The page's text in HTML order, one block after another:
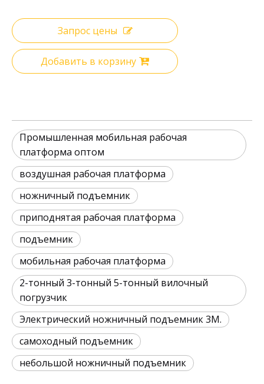
Запрос цены
Добавить в корзину
Промышленная мобильная рабочая
платформа оптом
воздушная рабочая платформа
ножничный подъемник
приподнятая рабочая платформа
подъемник
мобильная рабочая платформа
2-тонный 3-тонный 5-тонный вилочный
погрузчик
Электрический ножничный подъемник 3М.
самоходный подъемник
небольшой ножничный подъемник